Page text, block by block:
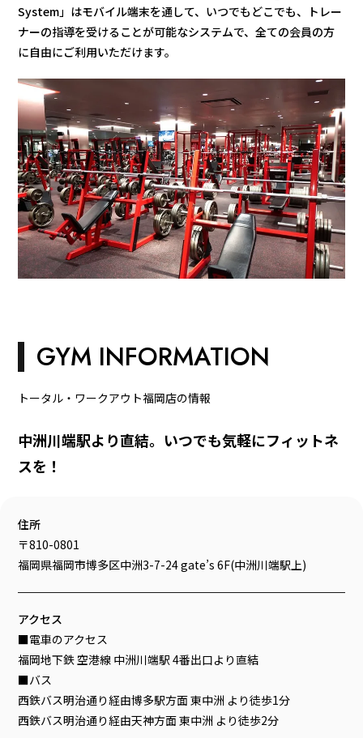
System」はモバイル端末を通して、いつでもどこでも、トレー
ナーの指導を受けることが可能なシステムで、全ての会員の方
に自由にご利用いただけます。
GYM INFORMATION
トータル・ワークアウト福岡店の情報
中洲川端駅より直結。いつでも気軽にフィットネ
スを！
住所
〒810-0801
福岡県福岡市博多区中洲3-7-24 gate’s 6F(中洲川端駅上)
アクセス
■電車のアクセス
福岡地下鉄 空港線 中洲川端駅 4番出口より直結
■バス
西鉄バス明治通り経由博多駅方面 東中洲 より徒歩1分
西鉄バス明治通り経由天神方面 東中洲 より徒歩2分